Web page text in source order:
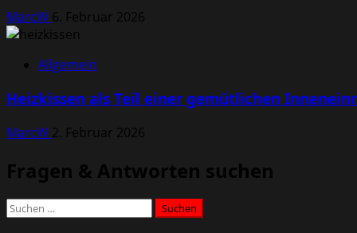
MarcW 6. Februar 2026
Allgemein
Heizkissen als Teil einer gemütlichen
MarcW 2. Februar 2026
Fragen & Antworten suchen
Suchen